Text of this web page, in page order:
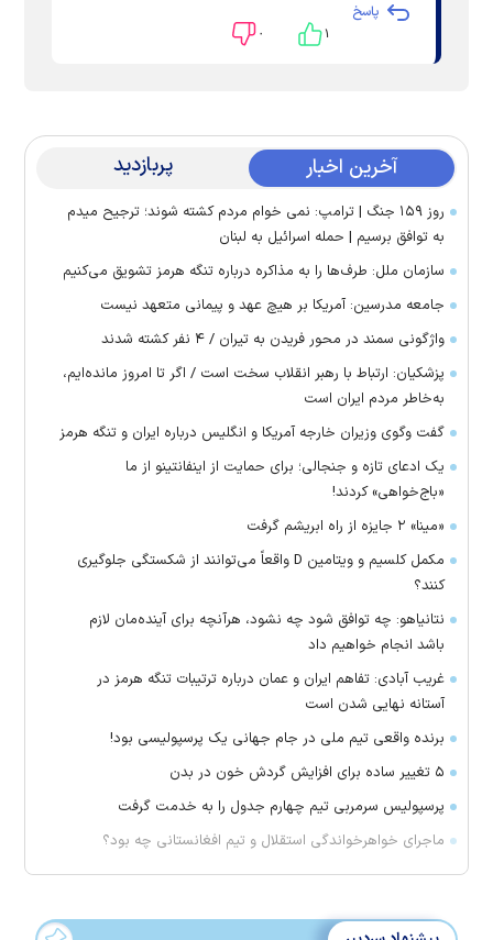
پاسخ
۱ ۰
آخرین اخبار پربازدید
روز ۱۵۹ جنگ | ترامپ: نمی خوام مردم کشته شوند؛ ترجیح میدم
به توافق برسیم | حمله اسرائیل به لبنان
سازمان ملل: طرف‌ها را به مذاکره درباره تنگه هرمز تشویق می‌کنیم
جامعه مدرسین: آمریکا بر هیچ عهد و پیمانی متعهد نیست
واژگونی سمند در محور فریدن به تیران / ۴ نفر کشته شدند
پزشکیان: ارتباط با رهبر انقلاب سخت است / اگر تا امروز مانده‌ایم،
به‌خاطر مردم ایران است
گفت وگوی وزیران خارجه آمریکا و انگلیس درباره ایران و تنگه هرمز
یک ادعای تازه و جنجالی؛ برای حمایت از اینفانتینو از ما
«باج‌خواهی» کردند!
«مینا» ۲ جایزه از راه ابریشم گرفت
مکمل کلسیم و ویتامین D واقعاً می‌توانند از شکستگی جلوگیری
کنند؟
نتانیاهو: چه توافق شود چه نشود، هرآنچه برای آینده‌مان لازم
باشد انجام خواهیم داد
غریب آبادی: تفاهم ایران و عمان درباره ترتیبات تنگه هرمز در
آستانه نهایی شدن است
برنده واقعی تیم ملی در جام جهانی یک پرسپولیسی بود!
۵ تغییر ساده برای افزایش گردش خون در بدن
پرسپولیس سرمربی تیم چهارم جدول را به خدمت گرفت
ماجرای خواهرخواندگی استقلال و تیم افغانستانی چه بود؟